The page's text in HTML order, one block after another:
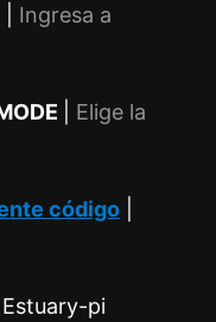
Ingresa a
Elige la
código|
pi